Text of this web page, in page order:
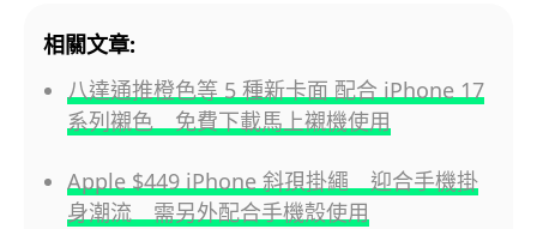
相關文章:
八達通推橙色等 5 種新卡面 配合 iPhone 17
系列襯色 免費下載馬上襯機使用
Apple $449 iPhone 斜孭掛繩 迎合手機掛
身潮流 需另外配合手機殼使用